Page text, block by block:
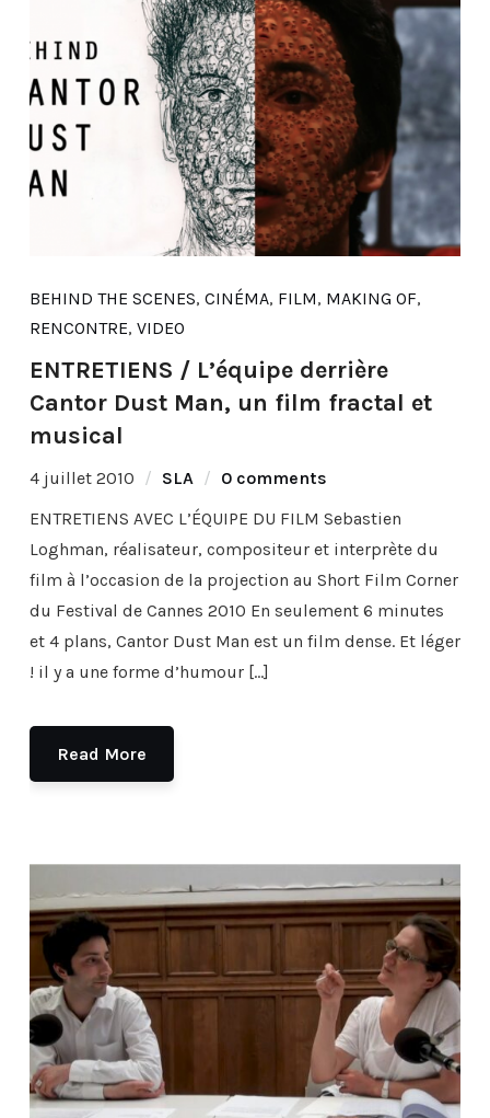
BEHIND THE SCENES, CINÉMA, FILM, MAKING OF,
RENCONTRE, VIDEO
ENTRETIENS / L’équipe derrière
Cantor Dust Man, un film fractal et
musical
4 juillet 2010 SLA
0 comments
ENTRETIENS AVEC L’ÉQUIPE DU FILM Sebastien
Loghman, réalisateur, compositeur et interprète du
film à l’occasion de la projection au Short Film Corner
du Festival de Cannes 2010 En seulement 6 minutes
et 4 plans, Cantor Dust Man est un film dense. Et léger
! il y a une forme d’humour […]
Read More